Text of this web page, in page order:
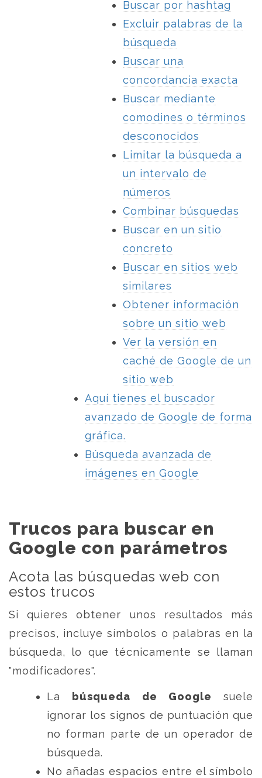
Buscar por hashtag
Excluir palabras de la
búsqueda
Buscar una
concordancia exacta
Buscar mediante
comodines o términos
desconocidos
Limitar la búsqueda a
un intervalo de
números
Combinar búsquedas
Buscar en un sitio
concreto
Buscar en sitios web
similares
Obtener información
sobre un sitio web
Ver la versión en
caché de Google de un
sitio web
Aquí tienes el buscador
avanzado de Google de forma
gráfica.
Búsqueda avanzada de
imágenes en Google
Trucos para buscar en
Google con parámetros
Acota las búsquedas web con
estos trucos
Si quieres obtener unos resultados más
precisos, incluye símbolos o palabras en la
búsqueda, lo que técnicamente se llaman
"modificadores".
La búsqueda de Google suele
ignorar los signos de puntuación que
no forman parte de un operador de
búsqueda.
No añadas espacios entre el símbolo